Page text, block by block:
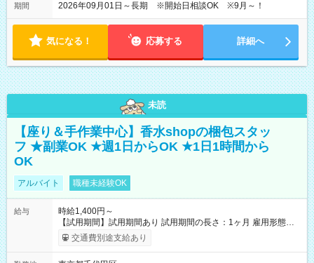
期間 2026年09月01日～長期 ※開始日相談OK ※9月～！
気になる！ 応募する 詳細へ
未読
【座り＆手作業中心】香水shopの梱包スタッ
フ ★副業OK ★週1日からOK ★1日1時間から
OK
アルバイト 職種未経験OK
給与
時給1,400円～
【試用期間】試用期間あり 試用期間の長さ：1ヶ月 雇用形態、
給与は本採用時と同じです。
交通費別途支給あり